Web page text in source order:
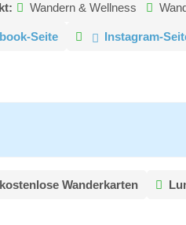
Wandern & Wellness
Seite Instagram-
kostenlose Wanderkarten